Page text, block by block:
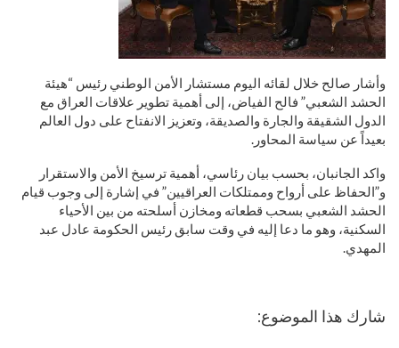
وأشار صالح خلال لقائه اليوم مستشار الأمن الوطني رئيس “هيئة
الحشد الشعبي” فالح الفياض، إلى أهمية تطوير علاقات العراق مع
الدول الشقيقة والجارة والصديقة، وتعزيز الانفتاح على دول العالم
بعيداً عن سياسة المحاور.
واكد الجانبان، بحسب بيان رئاسي، أهمية ترسيخ الأمن والاستقرار
و”الحفاظ على أرواح وممتلكات العراقيين” في إشارة إلى وجوب قيام
الحشد الشعبي بسحب قطعاته ومخازن أسلحته من بين الأحياء
السكنية، وهو ما دعا إليه في وقت سابق رئيس الحكومة عادل عبد
المهدي.
شارك هذا الموضوع: